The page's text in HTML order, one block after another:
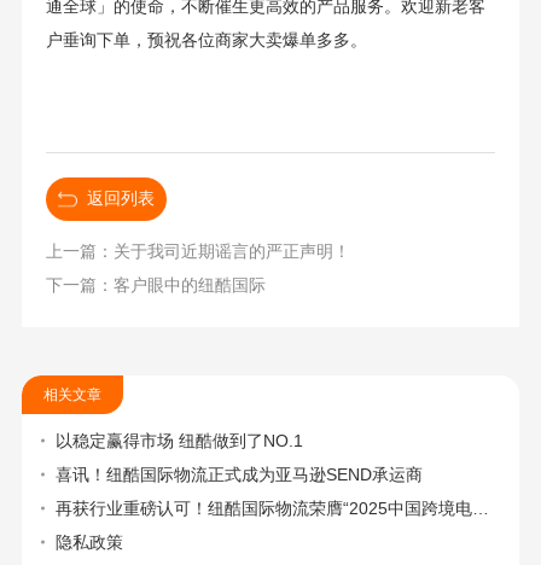
通全球」的使命，不断催生更高效的产品服务。欢迎新老客
户垂询下单，预祝各位商家大卖爆单多多。
返回列表
上一篇：关于我司近期谣言的严正声明！
下一篇：客户眼中的纽酷国际
相关文章
以稳定赢得市场 纽酷做到了NO.1
喜讯！纽酷国际物流正式成为亚马逊SEND承运商
再获行业重磅认可！纽酷国际物流荣膺“2025中国跨境电商物流头程物流标杆企业奖”
隐私政策